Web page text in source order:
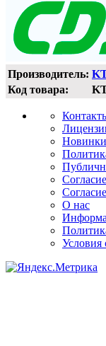
Производитель:
Код товара:
Новинки
О нас
Условия